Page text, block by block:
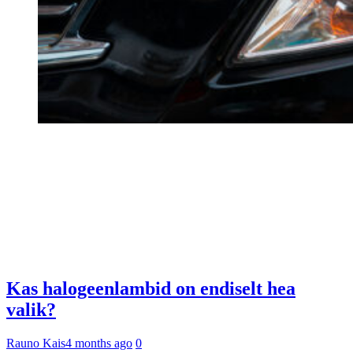
Kas halogeenlambid on endiselt hea
valik?
Rauno Kais4 months ago 0